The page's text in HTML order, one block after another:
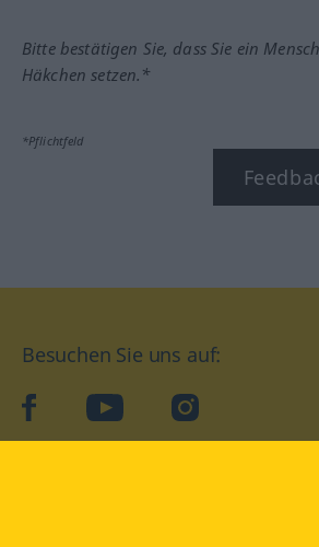
Bitte bestätigen Sie, dass Sie ein
Häkchen setzen.*
*Pflichtfeld
Besuchen Sie uns auf:
facebookYouTube Instagram